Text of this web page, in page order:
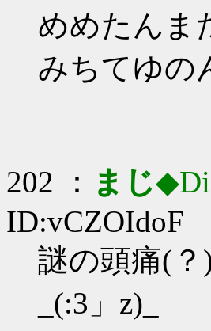
めめたんま
みちてゆの
202 ： まじ
ID:vCZOIdoF
謎の頭痛(
_(:3」z)_